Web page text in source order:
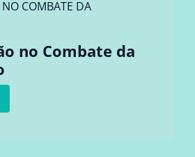
COMBATE DA
no Combate da